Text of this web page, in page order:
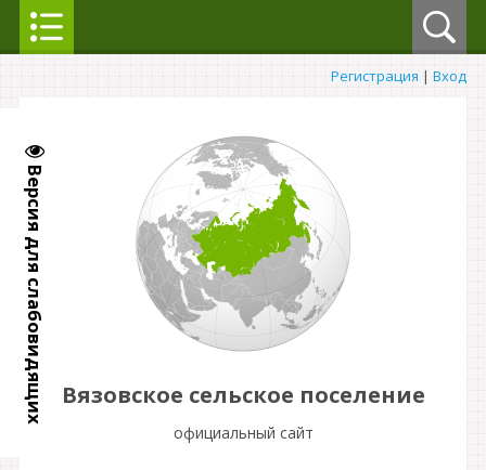
Версия для слабовидящих
Регистрация | Вход
Вязовское сельское поселение
официальный сайт